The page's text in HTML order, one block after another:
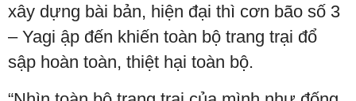
xây dựng bài bản, hiện đại thì cơn bão số 3
– Yagi ập đến khiến toàn bộ trang trại đổ
sập hoàn toàn, thiệt hại toàn bộ.